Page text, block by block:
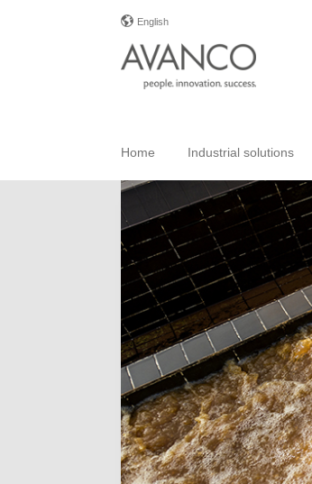
English
Home Industrial solutions